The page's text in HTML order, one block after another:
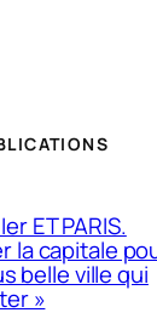
ET PARIS.
la capitale
belle ville qui
»